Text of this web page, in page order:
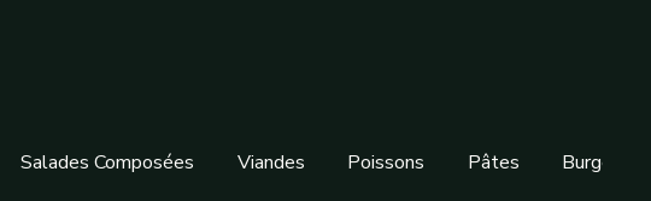
Salades Composées Viandes Poissons Pâtes Burgers